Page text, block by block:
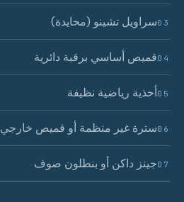
03سراويل تشينو (محايدة)
04قميص أساسي برقبة دائرية
05أحذية رياضية نظيفة
06سترة غير منظمة أو قميص خارجي
07جينز داكن أو بنطلون صوف